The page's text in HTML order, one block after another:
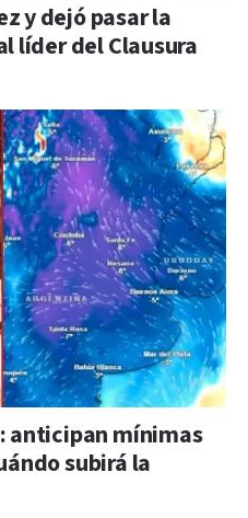
y dejó pasar la
líder del Clausura
anticipan mínimas
subirá la